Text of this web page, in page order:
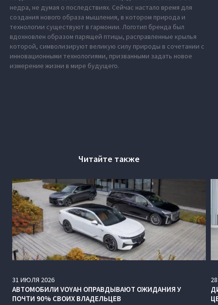
недра, не думая о последствиях. Сейчас настало время для
создания нового образа мышления, в котором природа и
технологии существуют в гармонии. Логотип бренда был
вдохновлен образом парящей птицы, расправленные крылья
которой, символизируют великую силу природы в сочетании с
инновационными технологиями, призванными задать новое
измерение жизни в мире будущего.
Читайте также
31 ИЮЛЯ 2026
АВТОМОБИЛИ VOYAH ОПРАВДЫВАЮТ ОЖИДАНИЯ У
ПОЧТИ 90% СВОИХ ВЛАДЕЛЬЦЕВ
28